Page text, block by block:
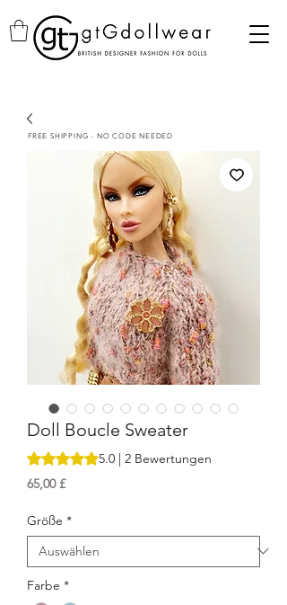
Doll Boucle Sweater
Das Rating beträgt 5.0 von fünf
5.0 | 2 Bewertungen
65,00 £Preis
Größe *
Farbe *
FREE SHIPPING - NO CODE NEEDED